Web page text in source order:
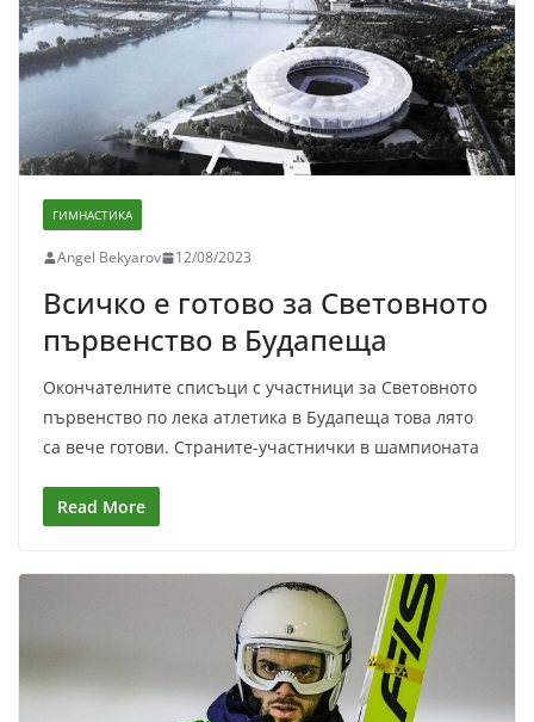
ГИМНАСТИКА
Angel Bekyarov 12/08/2023
Всичко е готово за Световното
първенство в Будапеща
Окончателните списъци с участници за Световното
първенство по лека атлетика в Будапеща това лято
са вече готови. Страните-участнички в шампионата
Read More